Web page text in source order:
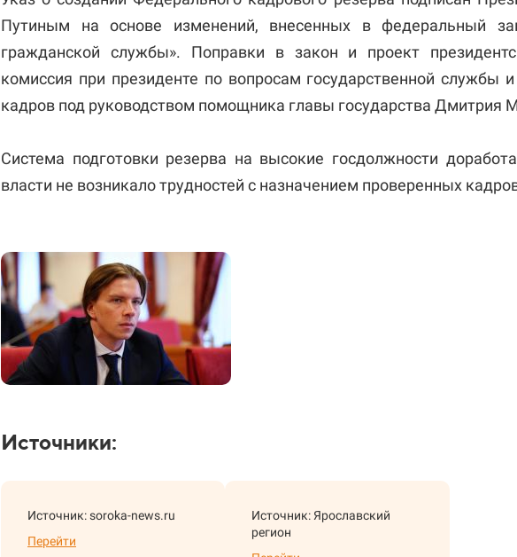
Путиным на основе изменений, внесенных в федеральный
гражданской службы». Поправки в закон и проект
комиссия при президенте по вопросам государственной службы
кадров под руководством помощника главы государства Дмитрия
Система подготовки резерва на высокие госдолжности
власти не возникало трудностей с назначением проверенных
Источники:
Источник: soroka-news.ru
Перейти
Источник: Ярославский
регион